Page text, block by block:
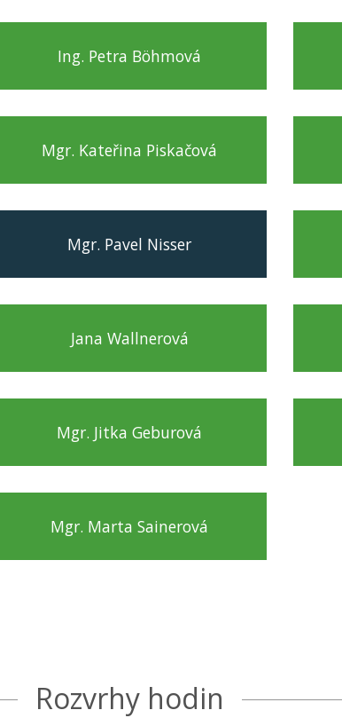
Ing. Petra Böhmová
Mgr. Kateřina Piskačová
Mgr. Pavel Nisser
Jana Wallnerová
Mgr. Jitka Geburová
Mgr. Marta Sainerová
Rozvrhy hodin